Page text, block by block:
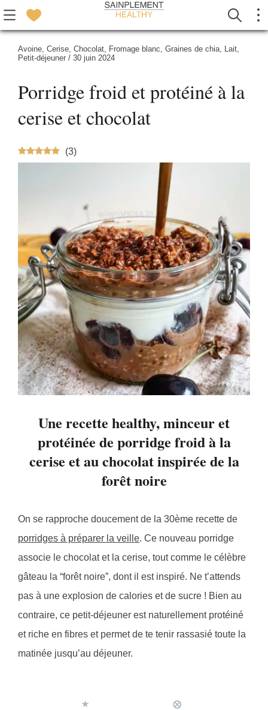
Avoine, Cerise, Chocolat, Fromage blanc, Graines de chia, Lait,
Petit-déjeuner / 30 juin 2024
Porridge froid et protéiné à la
cerise et chocolat
(3)
Une recette healthy, minceur et
protéinée de porridge froid à la
cerise et au chocolat inspirée de la
forêt noire
On se rapproche doucement de la 30ème recette de
porridges à préparer la veille. Ce nouveau porridge
associe le chocolat et la cerise, tout comme le célèbre
gâteau la “forêt noire”, dont il est inspiré. Ne t’attends
pas à une explosion de calories et de sucre ! Bien au
contraire, ce petit-déjeuner est naturellement protéiné
et riche en fibres et permet de te tenir rassasié toute la
matinée jusqu’au déjeuner.
★
⨂